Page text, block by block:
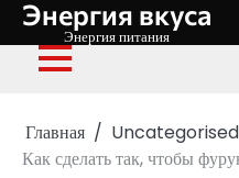
Перейти
содержимому
Энергия вкуса
Энергия питания
Главная
Uncategorised
Как сделать так, чтобы